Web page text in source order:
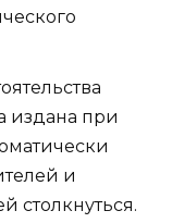
издана при
и
столкнуться.